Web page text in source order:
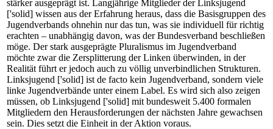
stärker ausgeprägt ist. Langjährige Mitglieder der Linksjugend
['solid] wissen aus der Erfahrung heraus, dass die Basisgruppen des
Jugendverbands ohnehin nur das tun, was sie individuell für richtig
erachten – unabhängig davon, was der Bundesverband beschließen
möge. Der stark ausgeprägte Pluralismus im Jugendverband
möchte zwar die Zersplitterung der Linken überwinden, in der
Realität führt er jedoch auch zu völlig unverbindlichen Strukturen.
Linksjugend ['solid] ist de facto kein Jugendverband, sondern viele
linke Jugendverbände unter einem Label. Es wird sich also zeigen
müssen, ob Linksjugend ['solid] mit bundesweit 5.400 formalen
Mitgliedern den Herausforderungen der nächsten Jahre gewachsen
sein. Dies setzt die Einheit in der Aktion voraus.